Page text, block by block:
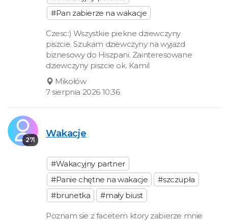
#Pan zabierze na wakacje
Czesc:) Wszystkie piekne dziewczyny
piszcie. Szukam dziewczyny na wyjazd
biznesowy do Hiszpani. Zainteresowane
dziewczyny piszcie ok. Kamil
Mikołów
7 sierpnia 2026 10:36
27l
Wakacje
#Wakacyjny partner
#Panie chętne na wakacje
#szczupła
#brunetka
#mały biust
Poznam sie z facetem ktory zabierze mnie